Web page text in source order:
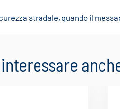
stradale, quando il